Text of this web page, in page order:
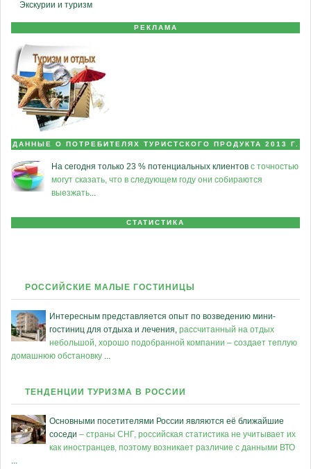
Экскурии и туризм
РЕКЛАМА
ДАННЫЕ О ПОТРЕБИТЕЛЯХ ТУРИСТСКОГО ПРОДУКТА 2013 Г.
На сегодня только 23 % потенциальных клиентов с точностью
могут сказать, что в следующем году они собираются
выезжать...
СТАТИСТИКА
РОССИЙСКИЕ МАЛЫЕ ГОСТИНИЦЫ
Интересным представляется опыт по возведению мини-
гостиниц для отдыха и лечения, рассчитанный на отдых
небольшой, хорошо подобранной компании – создает теплую
домашнюю обстановку ...
ТЕНДЕНЦИИ ТУРИЗМА В РОССИИ
Основными посетителями России являются её ближайшие
соседи – страны СНГ, российская статистика не учитывает их
как иностранцев, поэтому возникает различие с данными ВТО
...